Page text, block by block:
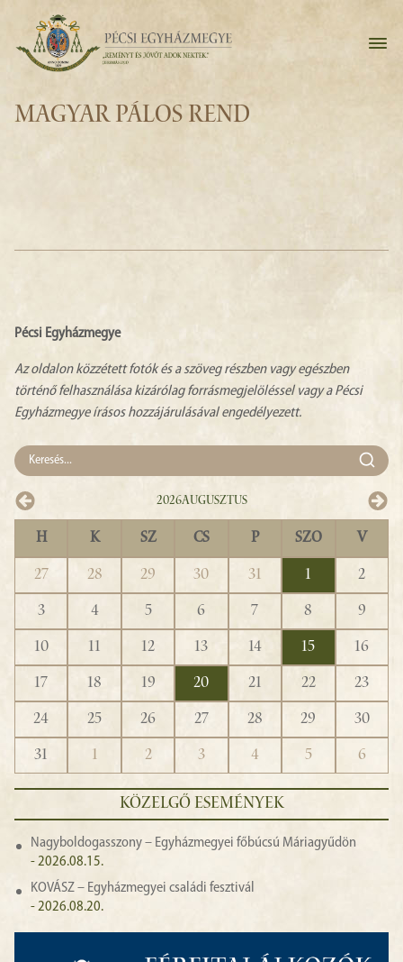
MAGYAR PÁLOS REND
Pécsi Egyházmegye
Az oldalon közzétett fotók és a szöveg részben vagy egészben
történő felhasználása kizárólag forrásmegjelöléssel vagy a Pécsi
Egyházmegye írásos hozzájárulásával engedélyezett.
2026Augusztus
H K SZ CS P SZO V
27 28 29 30 31 1
2
3
4 5 6 7 8
9
10
11 12 13 14 15
16
17
18 19 20 21 22
23
24
25 26 27 28 29
30
31
1 2 3 4 5 6
KÖZELGŐ ESEMÉNYEK
Nagyboldogasszony – Egyházmegyei főbúcsú Máriagyűdön
- 2026.08.15.
KOVÁSZ – Egyházmegyei családi fesztivál
- 2026.08.20.